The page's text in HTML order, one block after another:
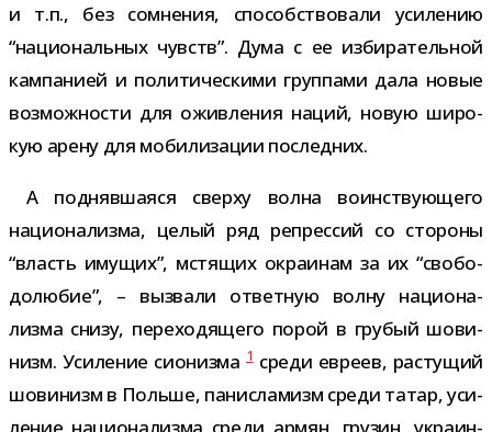
и т.п., без сомне­ния, спо­соб­ство­вали уси­ле­нию
“наци­о­наль­ных чувств”. Дума с ее изби­ра­тель­ной
кам­па­нией и поли­ти­че­скими груп­пами дала новые
воз­мож­но­сти для ожив­ле­ния наций, новую широ­
кую арену для моби­ли­за­ции последних.
А под­няв­ша­яся сверху волна воин­ству­ю­щего
наци­о­на­лизма, целый ряд репрес­сий со сто­роны
“власть иму­щих”, мстя­щих окра­и­нам за их “сво­бо­
до­лю­бие”, – вызвали ответ­ную волну наци­о­на­
лизма снизу, пере­хо­дя­щего порой в гру­бый шови­
низм. Усиление сио­низма 1среди евреев, рас­ту­щий
шови­низм в Польше, пан­ис­ла­мизм среди татар, уси­